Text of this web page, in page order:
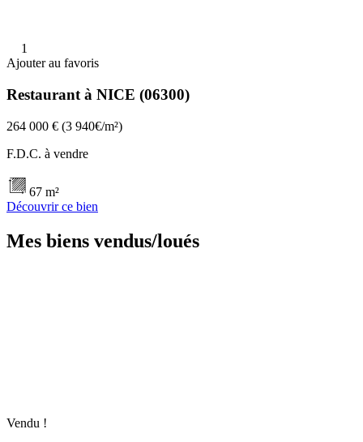
1
Ajouter au favoris
Restaurant à NICE (06300)
264 000 € (3 940€/m²)
F.D.C. à vendre
67 m²
Découvrir ce bien
Mes biens vendus/loués
Vendu !